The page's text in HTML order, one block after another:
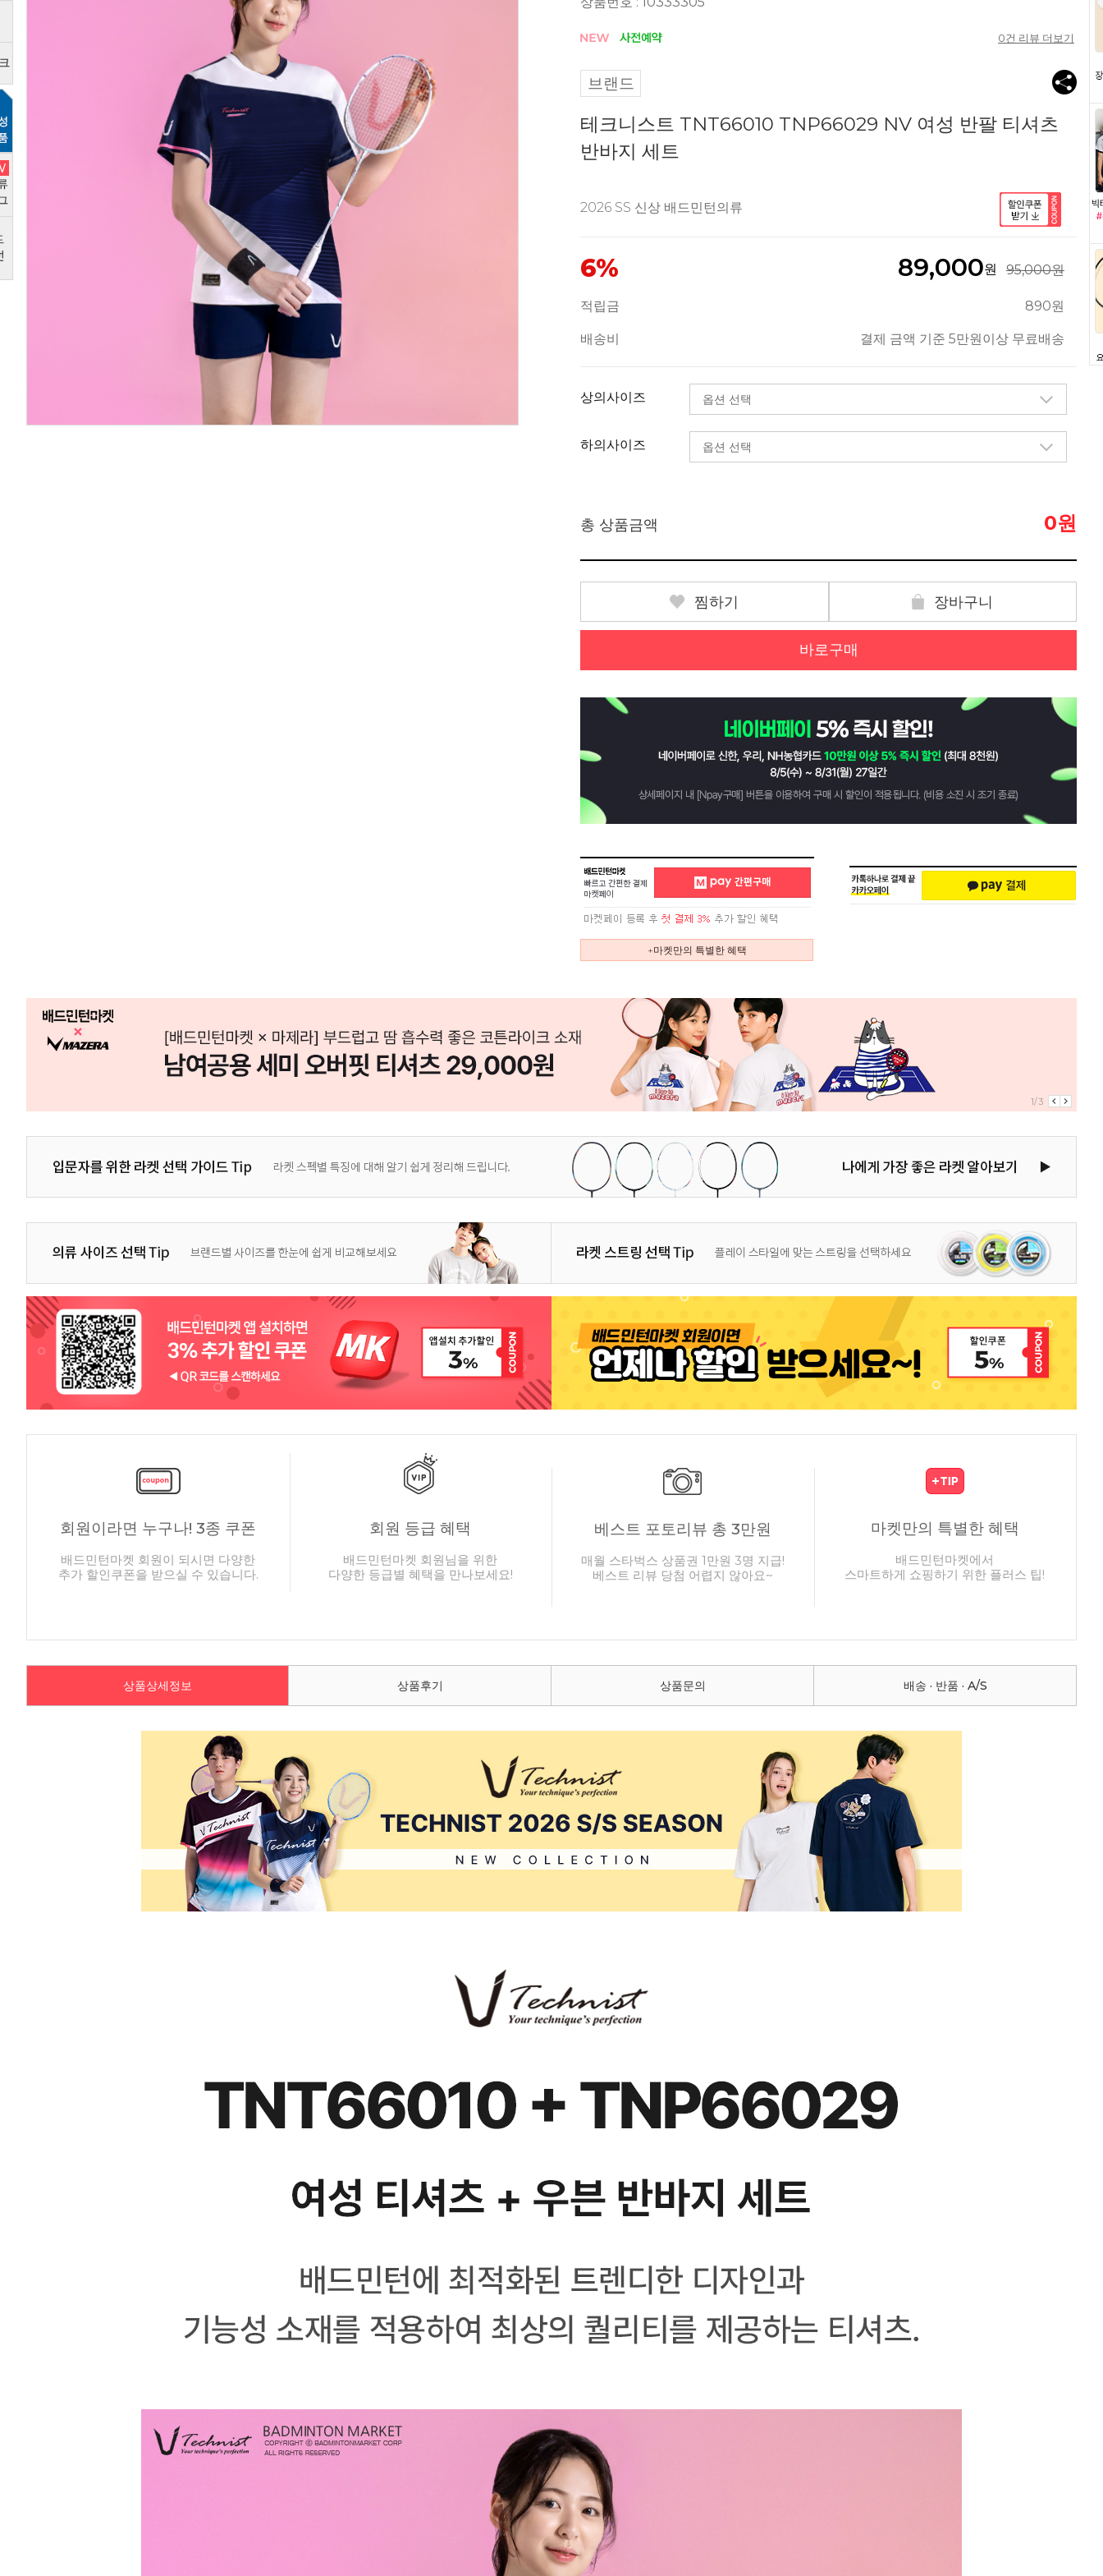
0건 리뷰 더보기
브랜드
테크니스트 TNT66010 TNP66029 NV 여성 반팔 티셔츠
반바지 세트
2026 SS 신상 배드민턴의류
6% 89,000원 95,000원
적립금 890원
배송비 결제 금액 기준 5만원이상 무료배송
상의사이즈
하의사이즈
총 상품금액 0원
찜하기 장바구니
바로구매
+마켓만의 특별한 혜택
1/3
회원이라면 누구나! 3종 쿠폰
배드민턴마켓 회원이 되시면 다양한
추가 할인쿠폰을 받으실 수 있습니다.
회원 등급 혜택
배드민턴마켓 회원님을 위한
다양한 등급별 혜택을 만나보세요!
베스트 포토리뷰 총 3만원
매월 스타벅스 상품권 1만원 3명 지급!
베스트 리뷰 당첨 어렵지 않아요~
마켓만의 특별한 혜택
배드민턴마켓에서
스마트하게 쇼핑하기 위한 플러스 팁!
상품상세정보 상품후기 상품문의 배송 · 반품 · A/S